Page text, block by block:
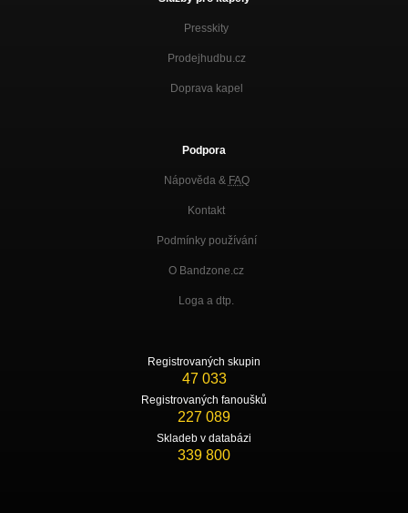
Presskity
Prodejhudbu.cz
Doprava kapel
Podpora
Nápověda & FAQ
Kontakt
Podmínky používání
O Bandzone.cz
Loga a dtp.
Registrovaných skupin
47 033
Registrovaných fanoušků
227 089
Skladeb v databázi
339 800